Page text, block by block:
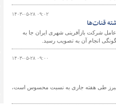
۱۴۰۳-۰۵-۲۸ ۰۹:۰۲
شرکت بازآفرینی شهری ایران جا به
۱۴۰۳-۰۵-۲۸ ۰۹:۰۰
طی هفته جاری به نسبت محسوس است،